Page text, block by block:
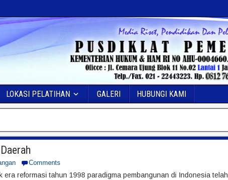
LOKASI PELATIHAN GALERI HUBUNGI KAMI
Comments
era reformasi tahun 1998 paradigma pembangunan di Indonesia telah